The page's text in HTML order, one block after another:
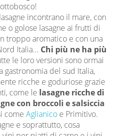
incontrano il mare, con
o golose lasagne ai frutti di
troppo aromatico e con una
Italia... Chi più ne ha più
le loro versioni sono ormai
gastronomia del sud Italia,
ricche e goduriose grazie
come le lasagne ricche di
con broccoli e salsiccia
come Aglianico e Primitivo.
e soprattutto, cosa